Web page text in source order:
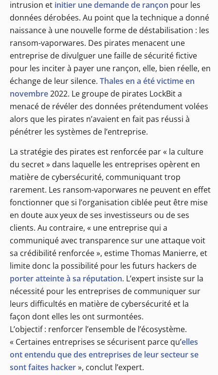
intrusion et initier une demande de rançon pour les
données dérobées. Au point que la technique a donné
naissance à une nouvelle forme de déstabilisation : les
ransom-vaporwares. Des pirates menacent une
entreprise de divulguer une faille de sécurité fictive
pour les inciter à payer une rançon, elle, bien réelle, en
échange de leur silence. Thales en a été victime en
novembre2022. Le groupe de pirates LockBit a
menacé de révéler des données prétendument volées
alors que les pirates n’avaient en fait pas réussi à
pénétrer les systèmes de l’entreprise.
La stratégie des pirates est renforcée par « la culture
du secret » dans laquelle les entreprises opèrent en
matière de cybersécurité, communiquant trop
rarement. Les ransom-vaporwares ne peuvent en effet
fonctionner que si l’organisation ciblée peut être mise
en doute aux yeux de ses investisseurs ou de ses
clients. Au contraire, « une entreprise qui a
communiqué avec transparence sur une attaque voit
sa crédibilité renforcée », estime Thomas Manierre, et
limite donc la possibilité pour les futurs hackers de
porter atteinte à sa réputation. L’expert insiste sur la
nécessité pour les entreprises de communiquer sur
leurs difficultés en matière de cybersécurité et la
façon dont elles les ont surmontées.
L’objectif : renforcer l’ensemble de l’écosystème.
« Certaines entreprises se sécurisent parce qu’elles
ont entendu que des entreprises de leur secteur se
sont faites hacker», conclut l’expert.